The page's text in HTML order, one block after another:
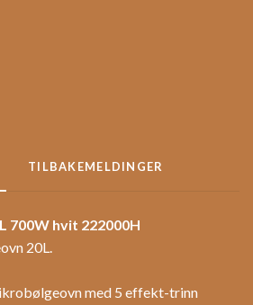
TILBAKEMELDINGER
700W hvit 222000H
20L.
med 5 effekt-trinn